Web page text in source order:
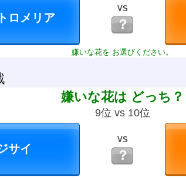
VS
？
嫌いな花を お選びください。
嫌いな花は どっち？
9位 vs 10位
VS
？